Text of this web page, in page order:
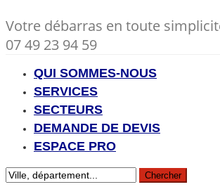
Votre débarras en toute
07 49 23 94 59
QUI SOMMES-NOUS
SERVICES
SECTEURS
DEMANDE DE DEVIS
ESPACE PRO